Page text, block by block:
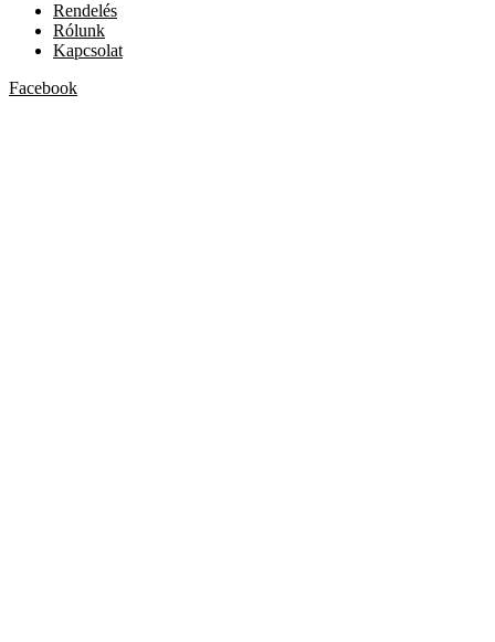
Rendelés
Rólunk
Kapcsolat
Facebook